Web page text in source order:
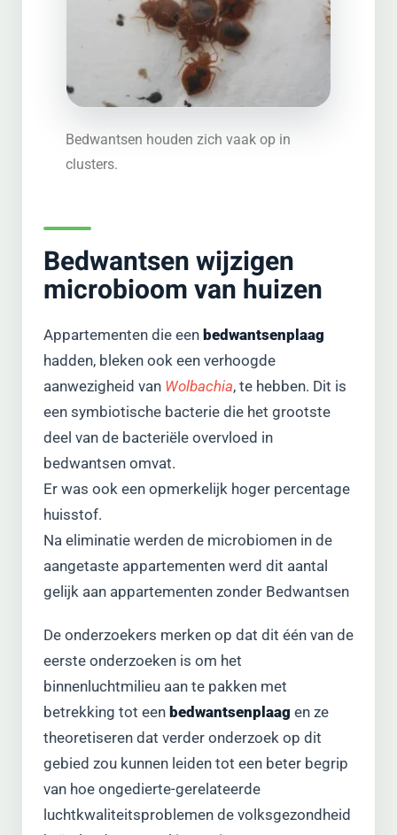
Bedwantsen houden zich vaak op in
clusters.
Bedwantsen wijzigen
microbioom van huizen
Appartementen die een bedwantsenplaag
hadden, bleken ook een verhoogde
aanwezigheid van Wolbachia, te hebben. Dit is
een symbiotische bacterie die het grootste
deel van de bacteriële overvloed in
bedwantsen omvat.
Er was ook een opmerkelijk hoger percentage
huisstof.
Na eliminatie werden de microbiomen in de
aangetaste appartementen werd dit aantal
gelijk aan appartementen zonder Bedwantsen
De onderzoekers merken op dat dit één van de
eerste onderzoeken is om het
binnenluchtmilieu aan te pakken met
betrekking tot een bedwantsenplaag en ze
theoretiseren dat verder onderzoek op dit
gebied zou kunnen leiden tot een beter begrip
van hoe ongedierte-gerelateerde
luchtkwaliteitsproblemen de volksgezondheid